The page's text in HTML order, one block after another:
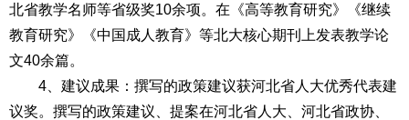
北省教学名师等省级奖10余项。在《高等教育研究》《继续
教育研究》《中国成人教育》等北大核心期刊上发表教学论
文40余篇。
4 、建议成果： 撰写的政策建议获河北省人大优秀代表建
议奖。撰写的政策建议、提案在河北省人大、河北省政协、